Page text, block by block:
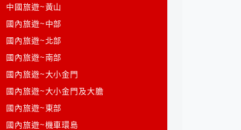
中國旅遊~黃山
國內旅遊~中部
國內旅遊~北部
國內旅遊~南部
國內旅遊~大小金門
國內旅遊~大小金門及大膽
國內旅遊~東部
國內旅遊~機車環島